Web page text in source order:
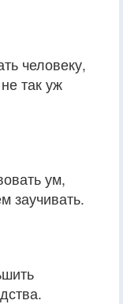
человеку,
так уж
ум,
заучивать.